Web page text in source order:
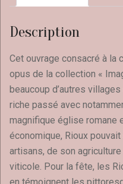
Description
Cet ouvrage consacré à la
opus de la collection «
beaucoup d’autres
riche passé avec
magnifique église romane
économique, Rioux
artisans, de son
viticole. Pour la fête, les